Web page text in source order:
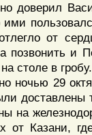
доверил
ими
от
позвонить и
столе в
29
на
от Казани,